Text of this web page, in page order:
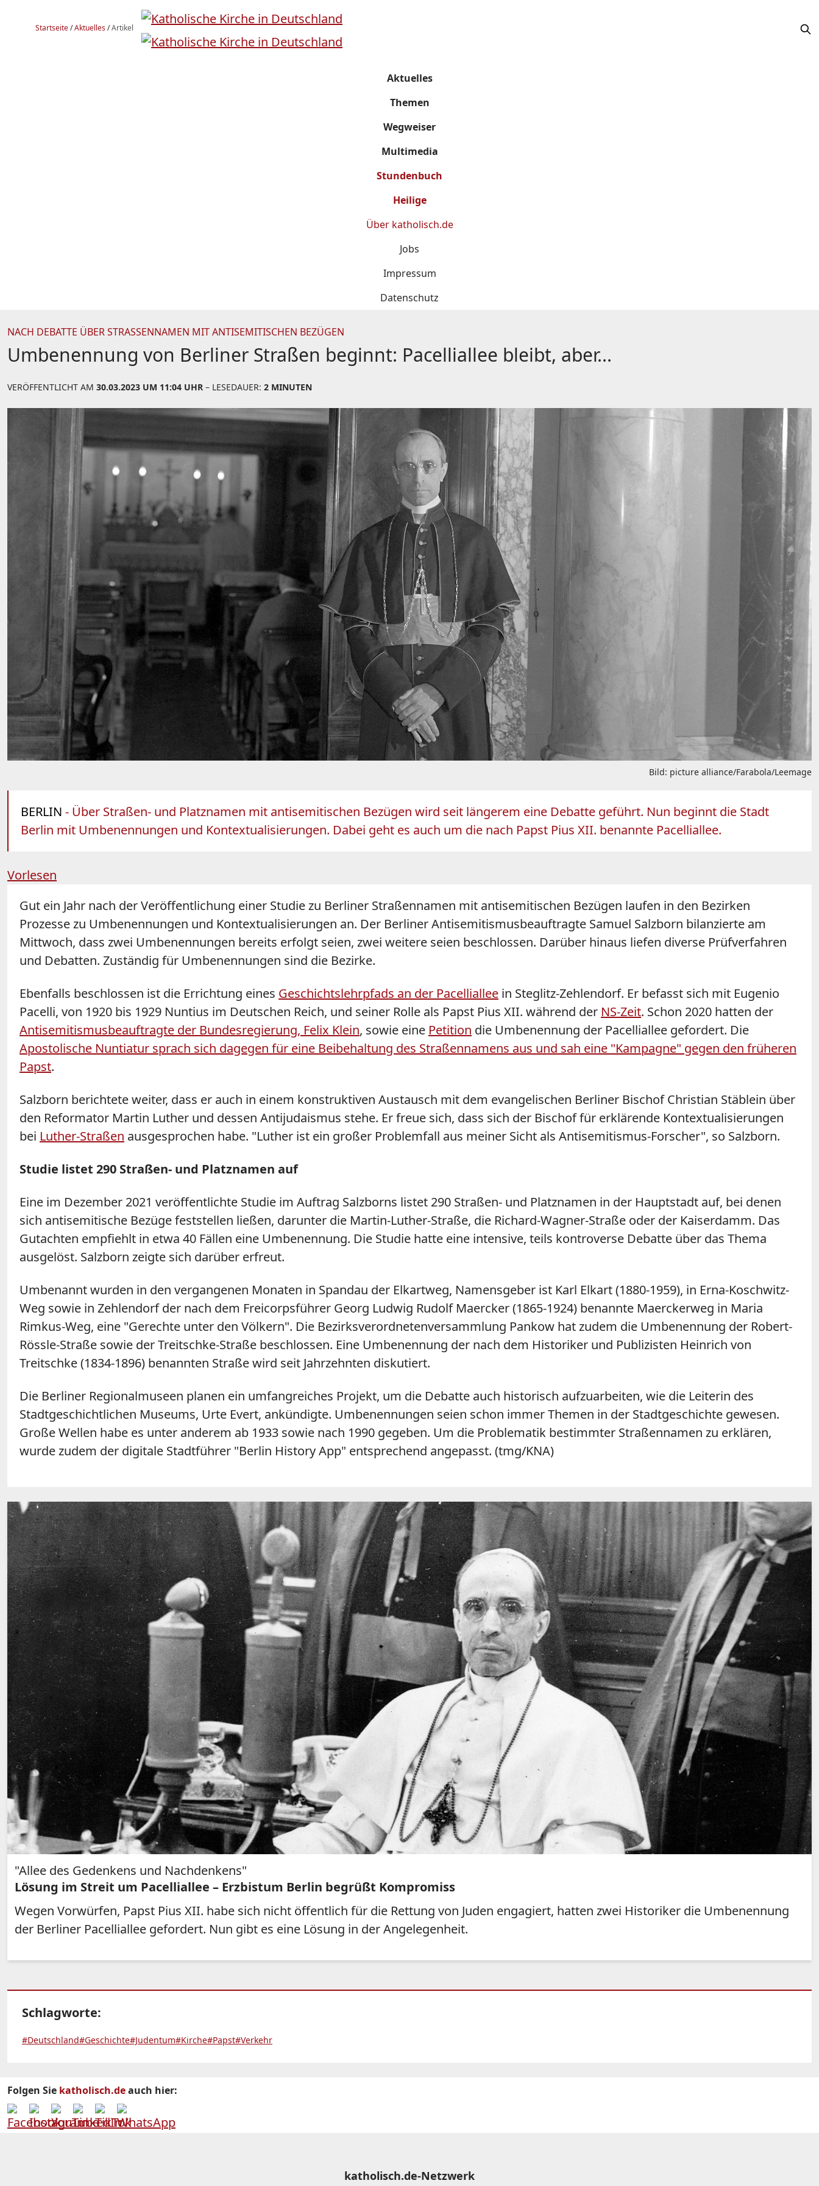
Startseite/Aktuelles/Artikel
Aktuelles
Themen
Wegweiser
Multimedia
Stundenbuch
Heilige
Über katholisch.de
Jobs
Impressum
Datenschutz
NACH DEBATTE ÜBER STRASSENNAMEN MIT ANTISEMITISCHEN BEZÜGEN
Umbenennung von Berliner Straßen beginnt: Pacelliallee bleibt, aber...
VERÖFFENTLICHT AM 30.03.2023 UM 11:04 UHR – LESEDAUER: 2 MINUTEN
Bild: picture alliance/Farabola/Leemage
BERLIN - Über Straßen- und Platznamen mit antisemitischen Bezügen wird seit längerem eine Debatte geführt. Nun beginnt die Stadt
Berlin mit Umbenennungen und Kontextualisierungen. Dabei geht es auch um die nach Papst Pius XII. benannte Pacelliallee.
Vorlesen
Gut ein Jahr nach der Veröffentlichung einer Studie zu Berliner Straßennamen mit antisemitischen Bezügen laufen in den Bezirken
Prozesse zu Umbenennungen und Kontextualisierungen an. Der Berliner Antisemitismusbeauftragte Samuel Salzborn bilanzierte am
Mittwoch, dass zwei Umbenennungen bereits erfolgt seien, zwei weitere seien beschlossen. Darüber hinaus liefen diverse Prüfverfahren
und Debatten. Zuständig für Umbenennungen sind die Bezirke.
Ebenfalls beschlossen ist die Errichtung eines Geschichtslehrpfads an der Pacelliallee in Steglitz-Zehlendorf. Er befasst sich mit Eugenio
Pacelli, von 1920 bis 1929 Nuntius im Deutschen Reich, und seiner Rolle als Papst Pius XII. während der NS-Zeit. Schon 2020 hatten der
Antisemitismusbeauftragte der Bundesregierung, Felix Klein, sowie eine Petition die Umbenennung der Pacelliallee gefordert. Die
Apostolische Nuntiatur sprach sich dagegen für eine Beibehaltung des Straßennamens aus und sah eine "Kampagne" gegen den früheren
Papst.
Salzborn berichtete weiter, dass er auch in einem konstruktiven Austausch mit dem evangelischen Berliner Bischof Christian Stäblein über
den Reformator Martin Luther und dessen Antijudaismus stehe. Er freue sich, dass sich der Bischof für erklärende Kontextualisierungen
bei Luther-Straßen ausgesprochen habe. "Luther ist ein großer Problemfall aus meiner Sicht als Antisemitismus-Forscher", so Salzborn.
Studie listet 290 Straßen- und Platznamen auf
Eine im Dezember 2021 veröffentlichte Studie im Auftrag Salzborns listet 290 Straßen- und Platznamen in der Hauptstadt auf, bei denen
sich antisemitische Bezüge feststellen ließen, darunter die Martin-Luther-Straße, die Richard-Wagner-Straße oder der Kaiserdamm. Das
Gutachten empfiehlt in etwa 40 Fällen eine Umbenennung. Die Studie hatte eine intensive, teils kontroverse Debatte über das Thema
ausgelöst. Salzborn zeigte sich darüber erfreut.
Umbenannt wurden in den vergangenen Monaten in Spandau der Elkartweg, Namensgeber ist Karl Elkart (1880-1959), in Erna-Koschwitz-
Weg sowie in Zehlendorf der nach dem Freicorpsführer Georg Ludwig Rudolf Maercker (1865-1924) benannte Maerckerweg in Maria
Rimkus-Weg, eine "Gerechte unter den Völkern". Die Bezirksverordnetenversammlung Pankow hat zudem die Umbenennung der Robert-
Rössle-Straße sowie der Treitschke-Straße beschlossen. Eine Umbenennung der nach dem Historiker und Publizisten Heinrich von
Treitschke (1834-1896) benannten Straße wird seit Jahrzehnten diskutiert.
Die Berliner Regionalmuseen planen ein umfangreiches Projekt, um die Debatte auch historisch aufzuarbeiten, wie die Leiterin des
Stadtgeschichtlichen Museums, Urte Evert, ankündigte. Umbenennungen seien schon immer Themen in der Stadtgeschichte gewesen.
Große Wellen habe es unter anderem ab 1933 sowie nach 1990 gegeben. Um die Problematik bestimmter Straßennamen zu erklären,
wurde zudem der digitale Stadtführer "Berlin History App" entsprechend angepasst. (tmg/KNA)
"Allee des Gedenkens und Nachdenkens"
Lösung im Streit um Pacelliallee – Erzbistum Berlin begrüßt Kompromiss
Wegen Vorwürfen, Papst Pius XII. habe sich nicht öffentlich für die Rettung von Juden engagiert, hatten zwei Historiker die Umbenennung
der Berliner Pacelliallee gefordert. Nun gibt es eine Lösung in der Angelegenheit.
Schlagworte:
#Deutschland#Geschichte#Judentum#Kirche#Papst#Verkehr
Folgen Sie katholisch.deauch hier:
katholisch.de-Netzwerk